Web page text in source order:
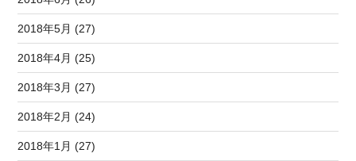
2018年5月 (27)
2018年4月 (25)
2018年3月 (27)
2018年2月 (24)
2018年1月 (27)